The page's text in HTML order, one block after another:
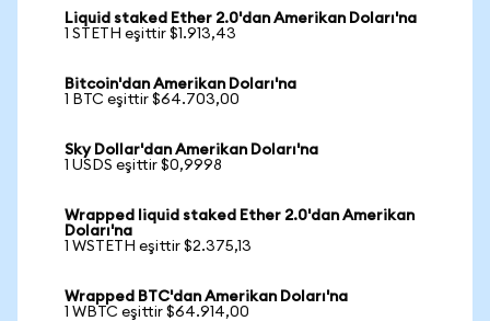
Liquid staked Ether 2.0'dan Amerikan Doları'na
1 STETH eşittir $1.913,43
Bitcoin'dan Amerikan Doları'na
1 BTC eşittir $64.703,00
Sky Dollar'dan Amerikan Doları'na
1 USDS eşittir $0,9998
Wrapped liquid staked Ether 2.0'dan Amerikan
Doları'na
1 WSTETH eşittir $2.375,13
Wrapped BTC'dan Amerikan Doları'na
1 WBTC eşittir $64.914,00